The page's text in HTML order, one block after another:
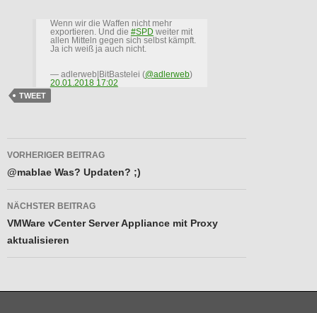
Wenn wir die Waffen nicht mehr
exportieren. Und die #SPD weiter mit
allen Mitteln gegen sich selbst kämpft.
Ja ich weiß ja auch nicht.
— adlerweb|BitBastelei (@adlerweb)
20.01.2018 17:02
TWEET
Beitragsnavigation
VORHERIGER BEITRAG
@mablae Was? Updaten? ;)
NÄCHSTER BEITRAG
VMWare vCenter Server Appliance mit Proxy
aktualisieren